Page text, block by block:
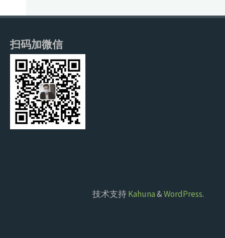
扫码加微信
技术支持Kahuna&WordPress.